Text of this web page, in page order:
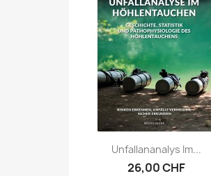
Unfallananalys Im...
26,00 CHF